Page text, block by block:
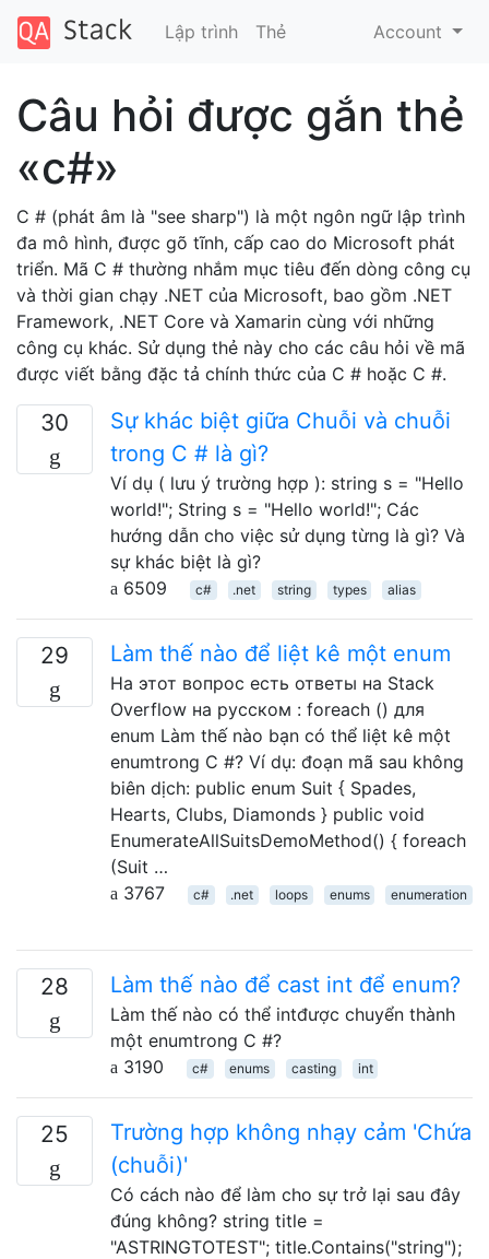
Lập trình Thẻ Account
Câu hỏi được gắn thẻ
«c#»
C # (phát âm là "see sharp") là một ngôn ngữ lập trình
đa mô hình, được gõ tĩnh, cấp cao do Microsoft phát
triển. Mã C # thường nhắm mục tiêu đến dòng công cụ
và thời gian chạy .NET của Microsoft, bao gồm .NET
Framework, .NET Core và Xamarin cùng với những
công cụ khác. Sử dụng thẻ này cho các câu hỏi về mã
được viết bằng đặc tả chính thức của C # hoặc C #.
30
Sự khác biệt giữa Chuỗi và chuỗi
trong C # là gì?
Ví dụ ( lưu ý trường hợp ): string s = "Hello
world!"; String s = "Hello world!"; Các
hướng dẫn cho việc sử dụng từng là gì? Và
sự khác biệt là gì?
6509
c# .net string types alias
29 Làm thế nào để liệt kê một enum
На этот вопрос есть ответы на Stack
Overflow на русском : foreach () для
enum Làm thế nào bạn có thể liệt kê một
enumtrong C #? Ví dụ: đoạn mã sau không
biên dịch: public enum Suit { Spades,
Hearts, Clubs, Diamonds } public void
EnumerateAllSuitsDemoMethod() { foreach
(Suit …
3767
c# .net loops enums enumeration
28 Làm thế nào để cast int để enum?
Làm thế nào có thể intđược chuyển thành
một enumtrong C #?
3190
c# enums casting int
25
Trường hợp không nhạy cảm 'Chứa
(chuỗi)'
Có cách nào để làm cho sự trở lại sau đây
đúng không? string title =
"ASTRINGTOTEST"; title.Contains("string");